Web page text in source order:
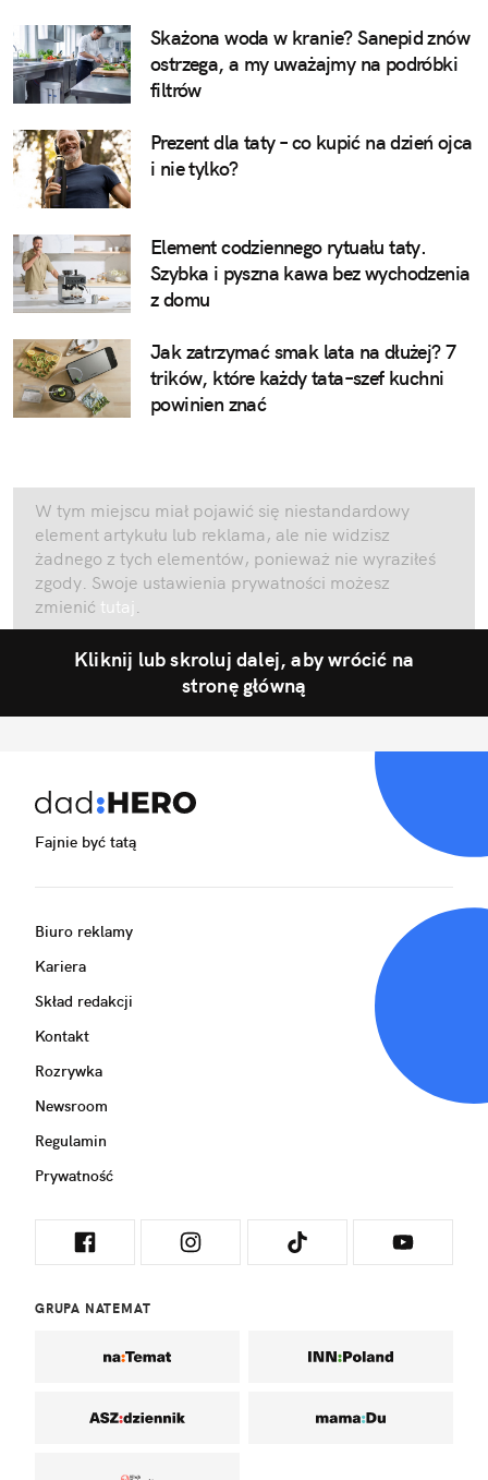
Skażona woda w kranie? Sanepid znów
ostrzega, a my uważajmy na podróbki
filtrów
Prezent dla taty – co kupić na dzień ojca
i nie tylko?
Element codziennego rytuału taty.
Szybka i pyszna kawa bez wychodzenia
z domu
Jak zatrzymać smak lata na dłużej? 7
trików, które każdy tata–szef kuchni
powinien znać
W tym miejscu miał pojawić się niestandardowy
element artykułu lub reklama, ale nie widzisz
żadnego z tych elementów, ponieważ nie wyraziłeś
zgody. Swoje ustawienia prywatności możesz
zmienić tutaj .
Kliknij lub skroluj dalej, aby wrócić na
stronę główną
Fajnie być tatą
Biuro reklamy
Kariera
Skład redakcji
Kontakt
Rozrywka
Newsroom
Regulamin
Prywatność
GRUPA NATEMAT